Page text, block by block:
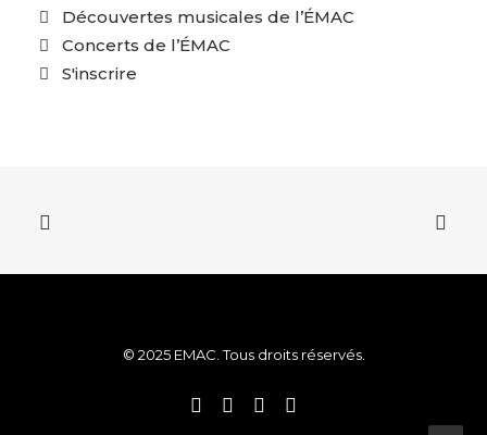
Découvertes musicales de l’ÉMAC
Concerts de l’ÉMAC
S'inscrire
© 2025 EMAC. Tous droits réservés.